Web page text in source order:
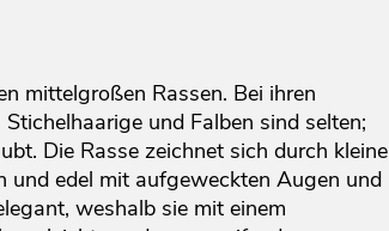
mittelgroßen Rassen. Bei ihren
und Falben sind selten;
Die Rasse zeichnet sich durch kleine
und edel mit aufgeweckten Augen und
weshalb sie mit einem